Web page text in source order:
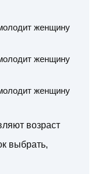
женщину
женщину
женщину
возраст
выбрать,